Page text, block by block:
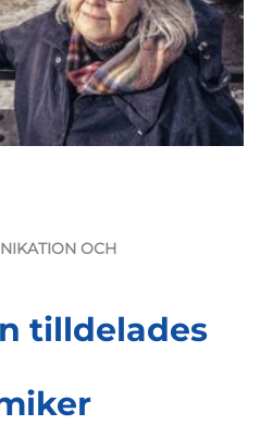
OCH
tilldelades